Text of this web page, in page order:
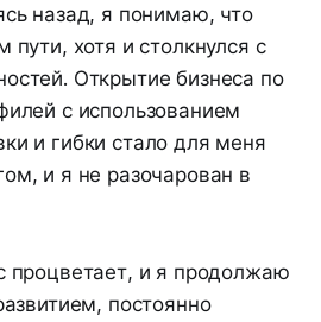
назад, я понимаю, что
хотя и столкнулся с
Открытие бизнеса по
с использованием
и гибки стало для меня
и я не разочарован в
процветает, и я продолжаю
постоянно